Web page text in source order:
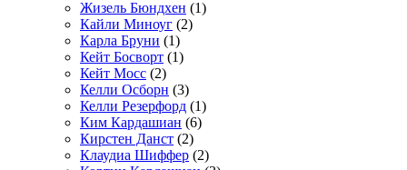
Жизель Бюндхен (1)
Кайли Миноуг (2)
Карла Бруни (1)
Кейт Босворт (1)
Кейт Мосс (2)
Келли Осборн (3)
Келли Резерфорд (1)
Ким Кардашиан (6)
Кирстен Данст (2)
Клаудиа Шиффер (2)